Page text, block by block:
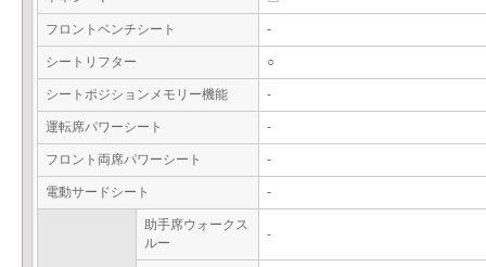
フロントベンチシート -
シートリフター ○
シートポジションメモリー機能 -
運転席パワーシート -
フロント両席パワーシート -
電動サードシート -
助手席ウォークス
ルー
-